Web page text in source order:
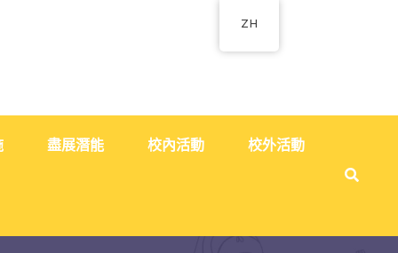
盡展潛能 校內活動 校外活動
ZH